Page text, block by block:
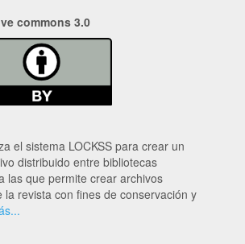
commons 3.0
el sistema LOCKSS para crear un
distribuido entre bibliotecas
las que permite crear archivos
la revista con fines de conservación y